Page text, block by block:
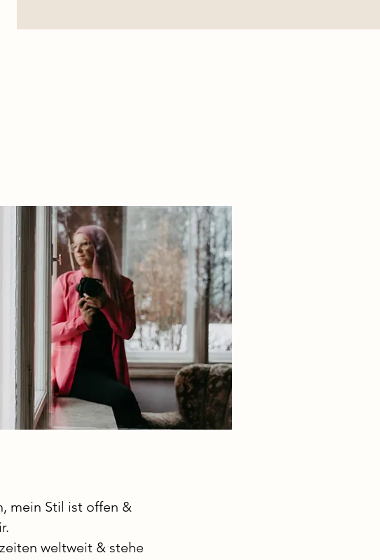
mein Stil ist offen &
weltweit & stehe